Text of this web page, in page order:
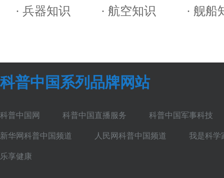
· 兵器知识 · 航空知识 · 舰船
科普中国系列品牌网站
科普中国网 科普中国直播服务 科普中国军事科技
新华网科普中国频道 人民网科普中国频道 我是科学
乐享健康